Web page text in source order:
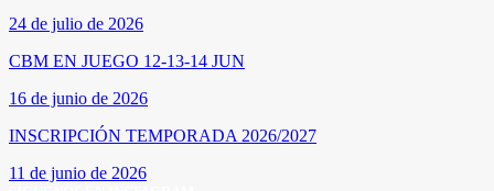
24 de julio de 2026
CBM EN JUEGO 12-13-14 JUN
16 de junio de 2026
INSCRIPCIÓN TEMPORADA 2026/2027
11 de junio de 2026